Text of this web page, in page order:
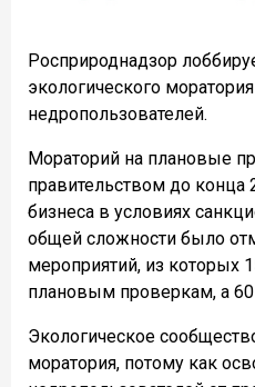
Росприроднадзор
экологического
недропользователей.
Мораторий на плановые
правительством до
бизнеса в условиях
общей сложности было
мероприятий, из которых
плановым проверкам, а
Экологическое
моратория, потому как